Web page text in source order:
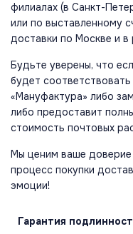
филиалах (в Санкт-
или по выставленному
доставки по Москве и в
Будьте уверены, что
будет
«Мануфактура» либо
либо предоставит
стоимость почтовых
Мы ценим ваше доверие
процесс покупки
эмоции!
Гарантия